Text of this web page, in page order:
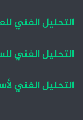
التحليل الفني
التحليل الفني
التحليل الفني